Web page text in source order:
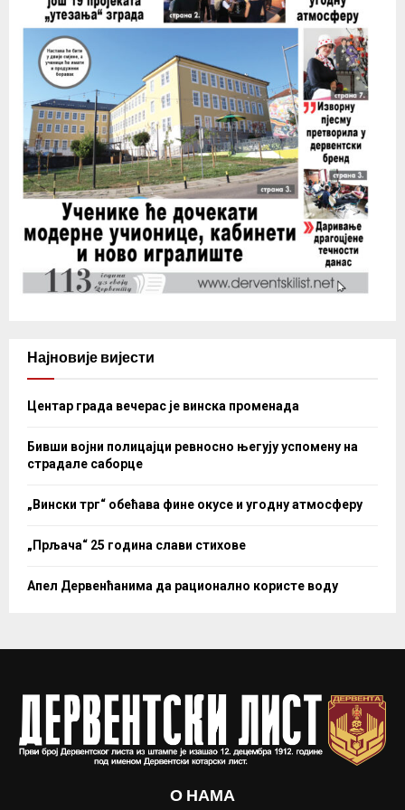
Најновије вијести
Центар града вечерас је винска променада
Бивши војни полицајци ревносно његују успомену на
страдале саборце
„Вински трг“ обећава фине окусе и угодну атмосферу
„Прљача“ 25 година слави стихове
Апел Дервенћанима да рационално користе воду
О НАМА